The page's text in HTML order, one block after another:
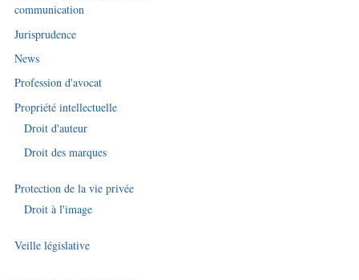
communication
Jurisprudence
News
Profession d'avocat
Propriété intellectuelle
Droit d'auteur
Droit des marques
Protection de la vie privée
Droit à l'image
Veille législative